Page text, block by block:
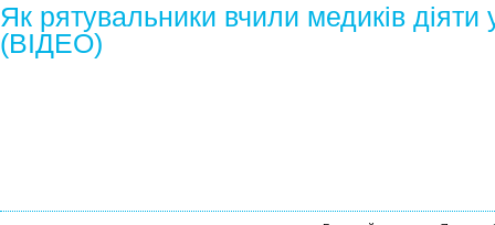
Як рятувальники вчили медиків діяти
(ВІДЕО)